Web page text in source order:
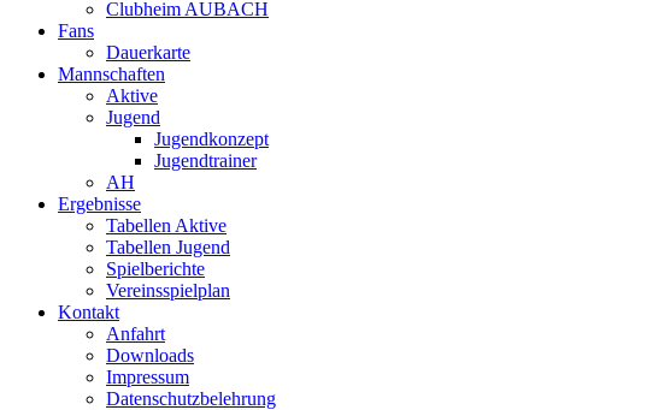
Clubheim AUBACH
Fans
Dauerkarte
Mannschaften
Aktive
Jugend
Jugendkonzept
Jugendtrainer
AH
Ergebnisse
Tabellen Aktive
Tabellen Jugend
Spielberichte
Vereinsspielplan
Kontakt
Anfahrt
Downloads
Impressum
Datenschutzbelehrung